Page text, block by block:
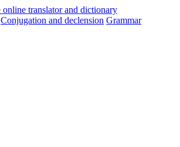
Conjugation and declension Grammar